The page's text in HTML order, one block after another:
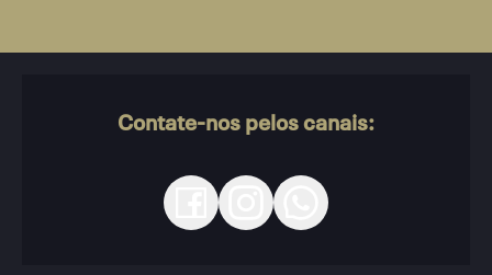
Contate-nos pelos canais: